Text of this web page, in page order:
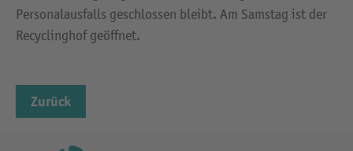
Personalausfalls geschlossen bleibt. Am Samstag ist der
Recyclinghof geöffnet.
Zurück